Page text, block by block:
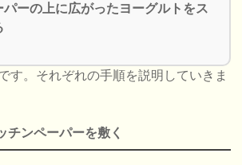
パーの上に広がったヨーグルトをス
す。それぞれの手順を説明していきま
チンペーパーを敷く